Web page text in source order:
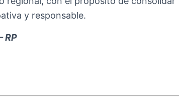
y responsable.
RP